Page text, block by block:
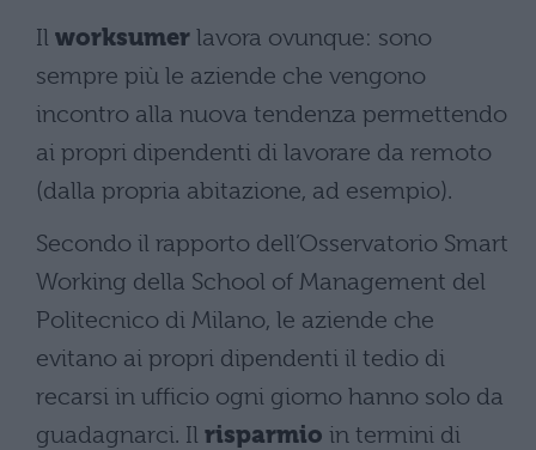
Il worksumer lavora ovunque: sono
sempre più le aziende che vengono
incontro alla nuova tendenza permettendo
ai propri dipendenti di lavorare da remoto
(dalla propria abitazione, ad esempio).
Secondo il rapporto dell’Osservatorio Smart
Working della School of Management del
Politecnico di Milano, le aziende che
evitano ai propri dipendenti il tedio di
recarsi in ufficio ogni giorno hanno solo da
guadagnarci. Il risparmio in termini di